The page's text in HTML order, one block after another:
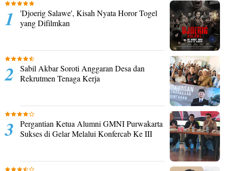
'Djoerig Salawe', Kisah Nyata Horor Togel
yang Difilmkan
Sabil Akbar Soroti Anggaran Desa dan
Rekrutmen Tenaga Kerja
Pergantian Ketua Alumni GMNI Purwakarta
Sukses di Gelar Melalui Konfercab Ke III